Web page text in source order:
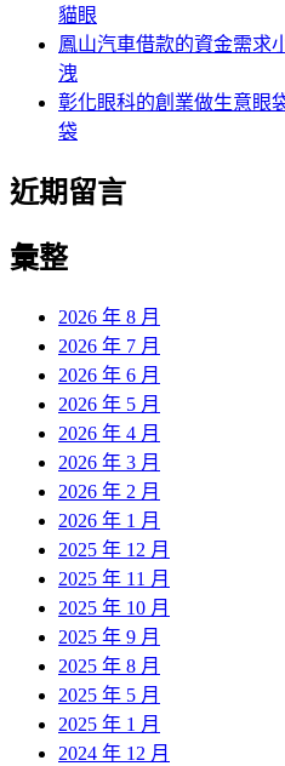
貓眼
鳳山汽車借款的資金需求
洩
彰化眼科的創業做生意眼
袋
近期留言
彙整
2026 年 8 月
2026 年 7 月
2026 年 6 月
2026 年 5 月
2026 年 4 月
2026 年 3 月
2026 年 2 月
2026 年 1 月
2025 年 12 月
2025 年 11 月
2025 年 10 月
2025 年 9 月
2025 年 8 月
2025 年 5 月
2025 年 1 月
2024 年 12 月